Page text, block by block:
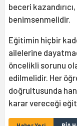
beceri
benimsenmelidir.
Eğitimin hiçbir
ailelerine
öncelikli sorunu
edilmelidir. Her
doğrultusunda
karar vereceği